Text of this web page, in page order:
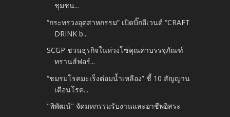
ชุมชน...
“กระทรวงอุตสาหกรรม” เปิดบิ๊กอีเวนต์ “CRAFT
DRINK b...
SCGP ชวนธุรกิจในห่วงโซ่คุณค่าบรรจุภัณฑ์
ทรานส์ฟอร์...
“ชมรมโรคมะเร็งต่อมน้ำเหลือง” ชี้ 10 สัญญาน
เตือนโรค...
"พิพัฒน์" จัดมหกรรมรับงานและอาชีพอิสระ